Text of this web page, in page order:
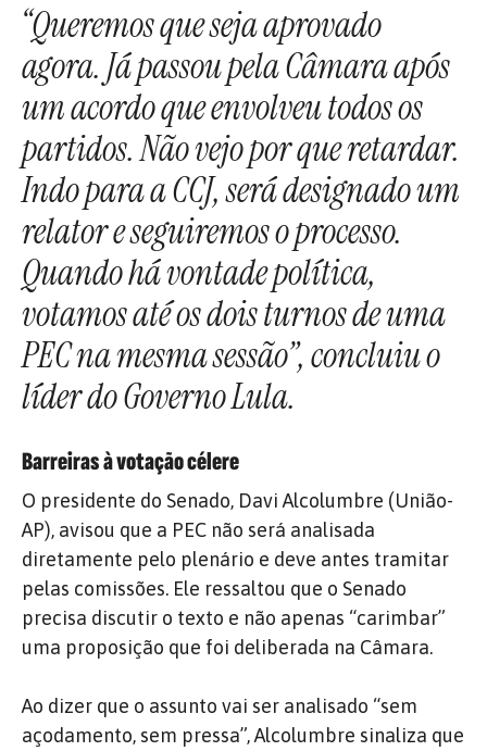
“Queremos que seja aprovado
agora. Já passou pela Câmara após
um acordo que envolveu todos os
partidos. Não vejo por que retardar.
Indo para a CCJ, será designado um
relator e seguiremos o processo.
Quando há vontade política,
votamos até os dois turnos de uma
PEC na mesma sessão”, concluiu o
líder do Governo Lula.
Barreiras à votação célere
O presidente do Senado, Davi Alcolumbre (União-
AP), avisou que a PEC não será analisada
diretamente pelo plenário e deve antes tramitar
pelas comissões. Ele ressaltou que o Senado
precisa discutir o texto e não apenas “carimbar”
uma proposição que foi deliberada na Câmara.
Ao dizer que o assunto vai ser analisado “sem
açodamento, sem pressa”, Alcolumbre sinaliza que